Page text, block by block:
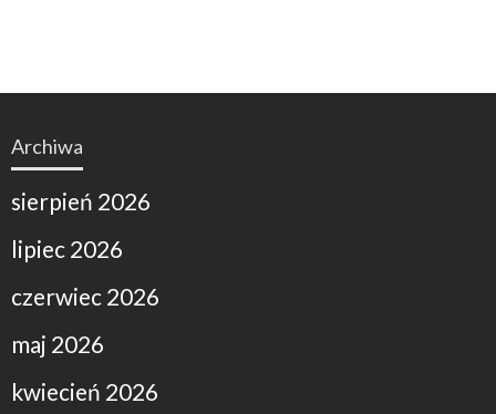
Archiwa
sierpień 2026
lipiec 2026
czerwiec 2026
maj 2026
kwiecień 2026